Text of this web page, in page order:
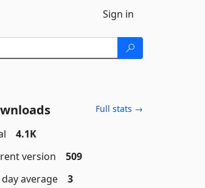
Sign in
Full stats →
4.1K
version
509
average
3